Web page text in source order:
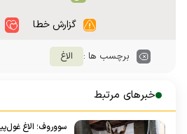
گزارش خطا
برچسب ها : الاغ
خبرهای مرتبط
سووروف؛ الاغ